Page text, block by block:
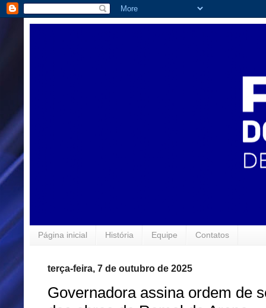
Página inicial História Equipe Contatos
terça-feira, 7 de outubro de 2025
Governadora assina ordem de